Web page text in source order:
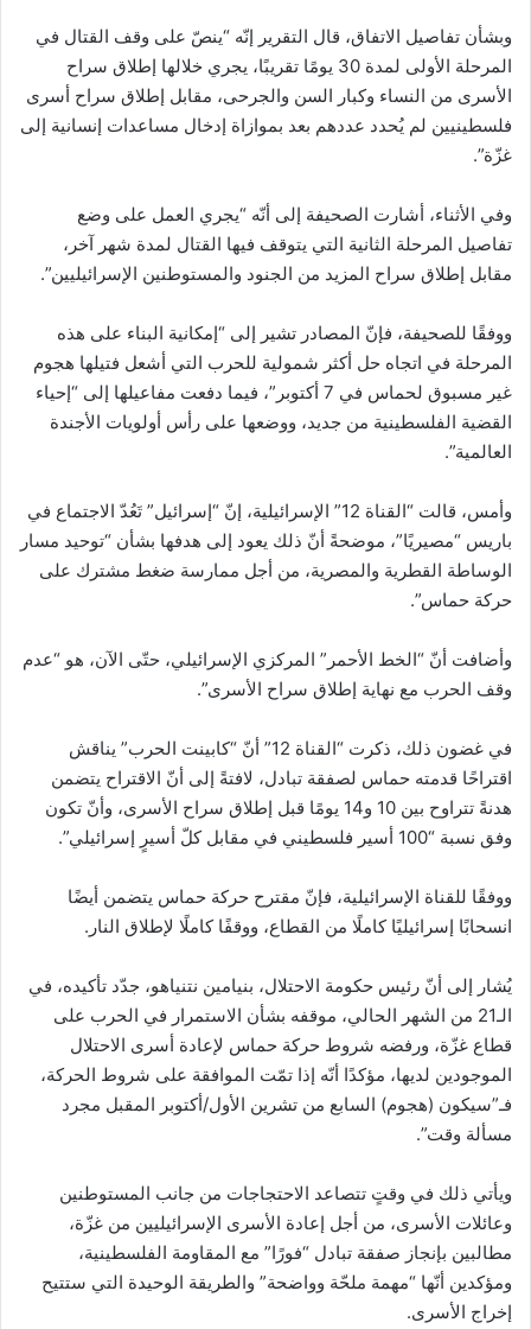
وبشأن تفاصيل الاتفاق، قال التقرير إنّه “ينصّ على وقف القتال في
المرحلة الأولى لمدة 30 يومًا تقريبًا، يجري خلالها إطلاق سراح
الأسرى من النساء وكبار السن والجرحى، مقابل إطلاق سراح أسرى
فلسطينيين لم يُحدد عددهم بعد بموازاة إدخال مساعدات إنسانية إلى
غزّة”.
وفي الأثناء، أشارت الصحيفة إلى أنّه “يجري العمل على وضع
تفاصيل المرحلة الثانية التي يتوقف فيها القتال لمدة شهر آخر،
مقابل إطلاق سراح المزيد من الجنود والمستوطنين الإسرائيليين”.
ووفقًا للصحيفة، فإنّ المصادر تشير إلى “إمكانية البناء على هذه
المرحلة في اتجاه حل أكثر شمولية للحرب التي أشعل فتيلها هجوم
غير مسبوق لحماس في 7 أكتوبر”، فيما دفعت مفاعيلها إلى “إحياء
القضية الفلسطينية من جديد، ووضعها على رأس أولويات الأجندة
العالمية”.
وأمس، قالت “القناة 12” الإسرائيلية، إنّ “إسرائيل” تَعُدّ الاجتماع في
باريس “مصيريًا”، موضحةً أنّ ذلك يعود إلى هدفها بشأن “توحيد مسار
الوساطة القطرية والمصرية، من أجل ممارسة ضغط مشترك على
حركة حماس”.
وأضافت أنّ “الخط الأحمر” المركزي الإسرائيلي، حتّى الآن، هو “عدم
وقف الحرب مع نهاية إطلاق سراح الأسرى”.
في غضون ذلك، ذكرت “القناة 12” أنّ “كابينت الحرب” يناقش
اقتراحًا قدمته حماس لصفقة تبادل، لافتةً إلى أنّ الاقتراح يتضمن
هدنةً تتراوح بين 10 و14 يومًا قبل إطلاق سراح الأسرى، وأنّ تكون
وفق نسبة “100 أسير فلسطيني في مقابل كلّ أسيرٍ إسرائيلي”.
ووفقًا للقناة الإسرائيلية، فإنّ مقترح حركة حماس يتضمن أيضًا
انسحابًا إسرائيليًا كاملًا من القطاع، ووقفًا كاملًا لإطلاق النار.
يُشار إلى أنّ رئيس حكومة الاحتلال، بنيامين نتنياهو، جدّد تأكيده، في
الـ21 من الشهر الحالي، موقفه بشأن الاستمرار في الحرب على
قطاع غزّة، ورفضه شروط حركة حماس لإعادة أسرى الاحتلال
الموجودين لديها، مؤكدًا أنّه إذا تمّت الموافقة على شروط الحركة،
فـ”سيكون (هجوم) السابع من تشرين الأول/أكتوبر المقبل مجرد
مسألة وقت”.
ويأتي ذلك في وقتٍ تتصاعد الاحتجاجات من جانب المستوطنين
وعائلات الأسرى، من أجل إعادة الأسرى الإسرائيليين من غزّة،
مطالبين بإنجاز صفقة تبادل “فورًا” مع المقاومة الفلسطينية،
ومؤكدين أنّها “مهمة ملحّة وواضحة” والطريقة الوحيدة التي ستتيح
إخراج الأسرى.